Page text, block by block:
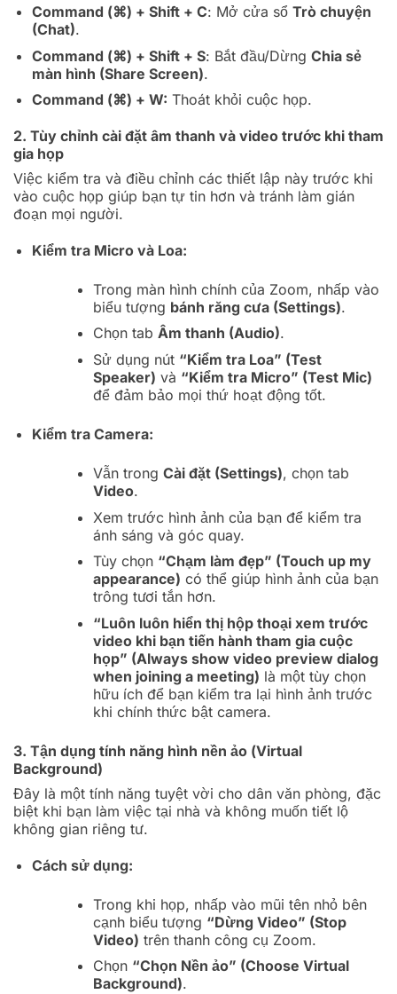
Command (⌘) + Shift + C: Mở cửa sổ Trò chuyện
(Chat).
Command (⌘) + Shift + S: Bắt đầu/Dừng Chia sẻ
màn hình (Share Screen).
Command (⌘) + W: Thoát khỏi cuộc họp.
2. Tùy chỉnh cài đặt âm thanh và video trước khi tham
gia họp
Việc kiểm tra và điều chỉnh các thiết lập này trước khi
vào cuộc họp giúp bạn tự tin hơn và tránh làm gián
đoạn mọi người.
Kiểm tra Micro và Loa:
Trong màn hình chính của Zoom, nhấp vào
biểu tượng bánh răng cưa (Settings).
Chọn tab Âm thanh (Audio).
Sử dụng nút “Kiểm tra Loa” (Test
Speaker) và “Kiểm tra Micro” (Test Mic)
để đảm bảo mọi thứ hoạt động tốt.
Kiểm tra Camera:
Vẫn trong Cài đặt (Settings), chọn tab
Video.
Xem trước hình ảnh của bạn để kiểm tra
ánh sáng và góc quay.
Tùy chọn “Chạm làm đẹp” (Touch up my
appearance) có thể giúp hình ảnh của bạn
trông tươi tắn hơn.
“Luôn luôn hiển thị hộp thoại xem trước
video khi bạn tiến hành tham gia cuộc
họp” (Always show video preview dialog
when joining a meeting) là một tùy chọn
hữu ích để bạn kiểm tra lại hình ảnh trước
khi chính thức bật camera.
3. Tận dụng tính năng hình nền ảo (Virtual
Background)
Đây là một tính năng tuyệt vời cho dân văn phòng, đặc
biệt khi bạn làm việc tại nhà và không muốn tiết lộ
không gian riêng tư.
Cách sử dụng:
Trong khi họp, nhấp vào mũi tên nhỏ bên
cạnh biểu tượng “Dừng Video” (Stop
Video) trên thanh công cụ Zoom.
Chọn “Chọn Nền ảo” (Choose Virtual
Background).